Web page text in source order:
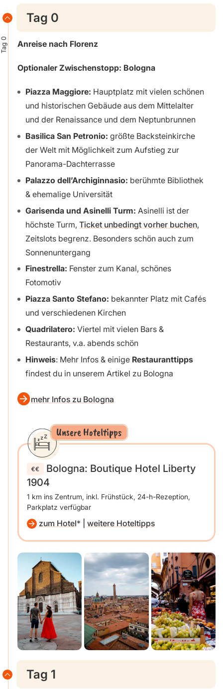
Tag 0
Tag 0
Anreise nach Florenz
Optionaler Zwischenstopp: Bologna
Piazza Maggiore: Hauptplatz mit vielen schönen
und historischen Gebäude aus dem Mittelalter
und der Renaissance und dem Neptunbrunnen
Basilica San Petronio: größte Backsteinkirche
der Welt mit Möglichkeit zum Aufstieg zur
Panorama-Dachterrasse
Palazzo dell’Archiginnasio: berühmte Bibliothek
& ehemalige Universität
Garisenda und Asinelli Turm: Asinelli ist der
höchste Turm, Ticket unbedingt vorher buchen,
Zeitslots begrenz. Besonders schön auch zum
Sonnenuntergang
Finestrella: Fenster zum Kanal, schönes
Fotomotiv
Piazza Santo Stefano: bekannter Platz mit Cafés
und verschiedenen Kirchen
Quadrilatero: Viertel mit vielen Bars &
Restaurants, v.a. abends schön
Hinweis: Mehr Infos & einige Restauranttipps
findest du in unserem Artikel zu Bologna
mehr Infos zu Bologna
Unsere Hoteltipps
Bologna: Boutique Hotel Liberty
1904
1 km ins Zentrum, inkl. Frühstück, 24-h-Rezeption,
Parkplatz verfügbar
zum Hotel weitere Hoteltipps
Tag 1